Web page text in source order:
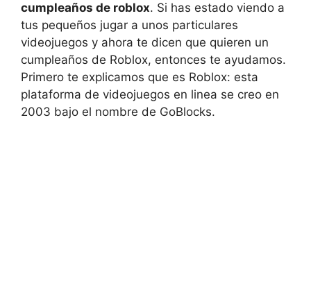
cumpleaños de roblox. Si has estado viendo a
tus pequeños jugar a unos particulares
videojuegos y ahora te dicen que quieren un
cumpleaños de Roblox, entonces te ayudamos.
Primero te explicamos que es Roblox: esta
plataforma de videojuegos en linea se creo en
2003 bajo el nombre de GoBlocks.